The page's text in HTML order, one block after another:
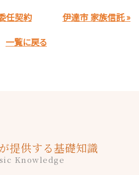
任契約
伊達市 家族信託 »
一覧に戻る
提供する基礎知識
Knowledge